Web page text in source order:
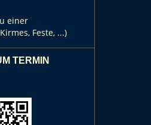
einer
Feste, ...)
TERMIN